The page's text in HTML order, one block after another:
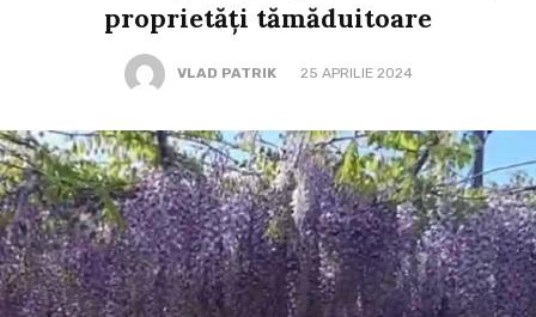
proprietăți tămăduitoare
VLAD PATRIK 25 APRILIE 2024